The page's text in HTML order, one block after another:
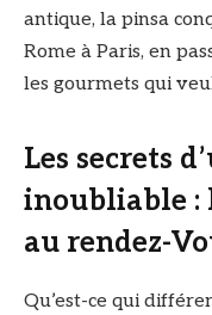
antique, la pinsa
Rome à Paris, en
les gourmets qui
Les secrets
inoubliable :
au rendez-
Qu’est-ce qui